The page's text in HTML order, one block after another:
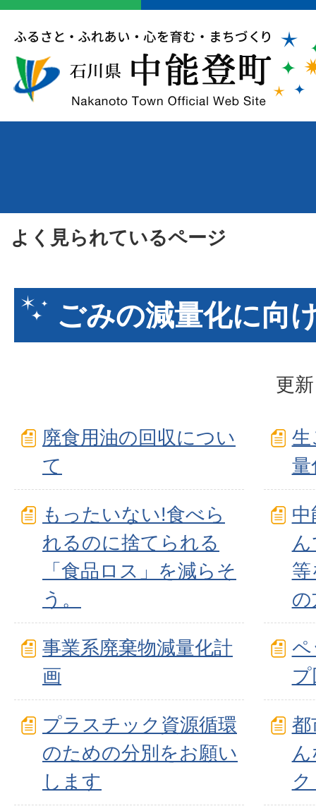
よく見られているページ
ごみの減量化に向
更
廃食用油の回収につい
て
生
量
もったいない!食べら
れるのに捨てられる
「食品ロス」を減らそ
う。
中
事業系廃棄物減量化計
画
ペ
プラスチック資源循環
のための分別をお願い
します
都